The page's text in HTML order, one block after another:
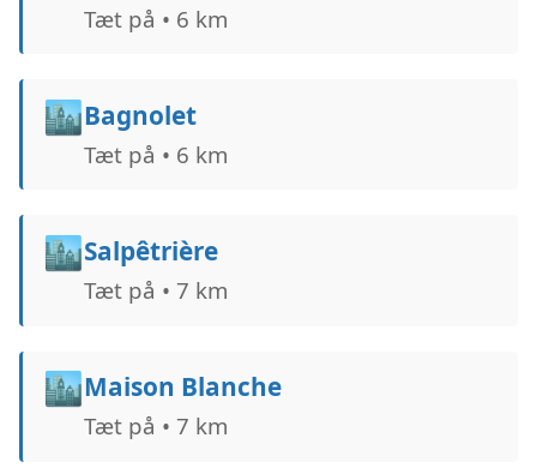
Tæt på • 6 km
🏙️Bagnolet
Tæt på • 6 km
🏙️Salpêtrière
Tæt på • 7 km
🏙️Maison Blanche
Tæt på • 7 km